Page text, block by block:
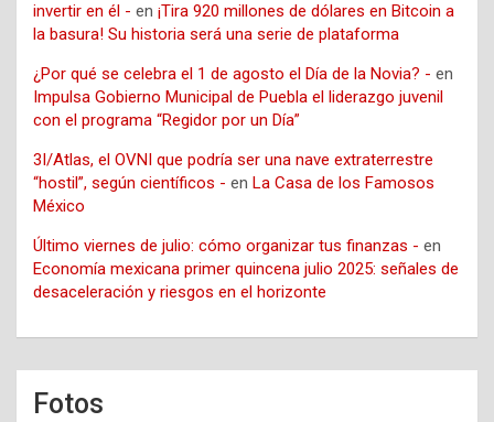
invertir en él - en ¡Tira 920 millones de dólares en Bitcoin a
la basura! Su historia será una serie de plataforma
¿Por qué se celebra el 1 de agosto el Día de la Novia? - en
Impulsa Gobierno Municipal de Puebla el liderazgo juvenil
con el programa “Regidor por un Día”
3I/Atlas, el OVNI que podría ser una nave extraterrestre
“hostil”, según científicos - en La Casa de los Famosos
México
Último viernes de julio: cómo organizar tus finanzas - en
Economía mexicana primer quincena julio 2025: señales de
desaceleración y riesgos en el horizonte
Fotos